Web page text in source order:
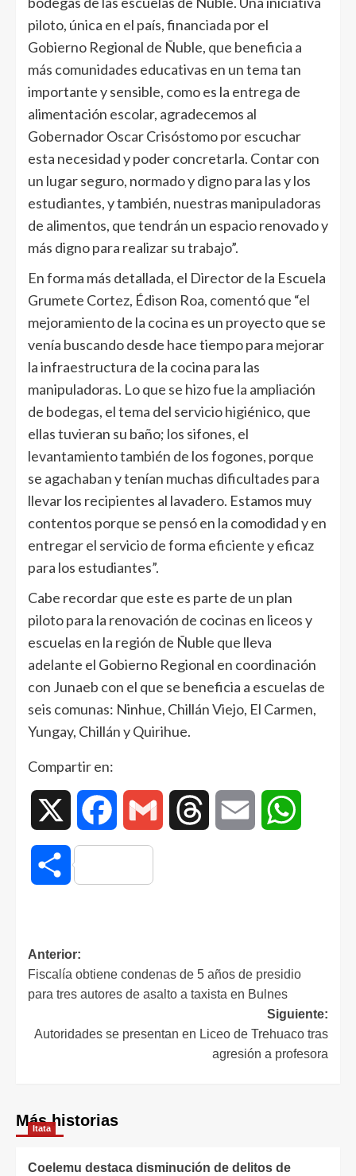
piloto, única en el país, financiada por el
Gobierno Regional de Ñuble, que beneficia a
más comunidades educativas en un tema tan
importante y sensible, como es la entrega de
alimentación escolar, agradecemos al
Gobernador Oscar Crisóstomo por escuchar
esta necesidad y poder concretarla. Contar con
un lugar seguro, normado y digno para las y los
estudiantes, y también, nuestras manipuladoras
de alimentos, que tendrán un espacio renovado y
más digno para realizar su trabajo”.
En forma más detallada, el Director de la Escuela
Grumete Cortez, Édison Roa, comentó que “el
mejoramiento de la cocina es un proyecto que se
venía buscando desde hace tiempo para mejorar
la infraestructura de la cocina para las
manipuladoras. Lo que se hizo fue la ampliación
de bodegas, el tema del servicio higiénico, que
ellas tuvieran su baño; los sifones, el
levantamiento también de los fogones, porque
se agachaban y tenían muchas dificultades para
llevar los recipientes al lavadero. Estamos muy
contentos porque se pensó en la comodidad y en
entregar el servicio de forma eficiente y eficaz
para los estudiantes”.
Cabe recordar que este es parte de un plan
piloto para la renovación de cocinas en liceos y
escuelas en la región de Ñuble que lleva
adelante el Gobierno Regional en coordinación
con Junaeb con el que se beneficia a escuelas de
seis comunas: Ninhue, Chillán Viejo, El Carmen,
Yungay, Chillán y Quirihue.
Compartir en:
Facebook Gmail Threads Email
Compartir
Anterior:
Fiscalía obtiene condenas de 5 años de presidio
para tres autores de asalto a taxista en Bulnes
Siguiente:
Autoridades se presentan en Liceo de Trehuaco tras
agresión a profesora
Más historias
Itata
Coelemu destaca disminución de delitos de